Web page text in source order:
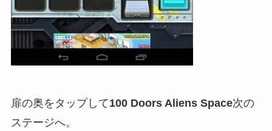
扉の奥をタップして100 Doors Aliens Space次の
ステージへ。